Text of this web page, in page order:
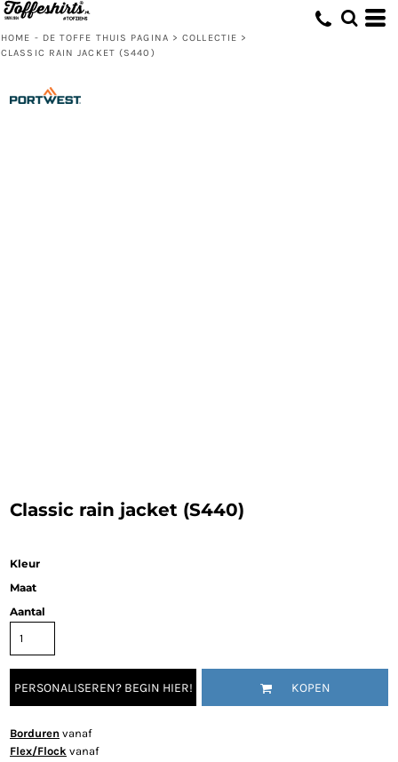
HOME - DE TOFFE THUIS PAGINA > COLLECTIE >
CLASSIC RAIN JACKET (S440)
Classic rain jacket (S440)
Kleur
Maat
Aantal
PERSONALISEREN? BEGIN HIER! KOPEN
Borduren vanaf
Flex/Flock vanaf